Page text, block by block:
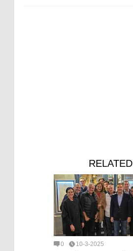
RELATED
0 10-3-2025